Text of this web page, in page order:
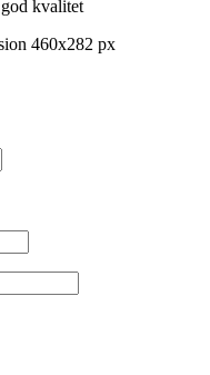
kvalitet
460x282 px